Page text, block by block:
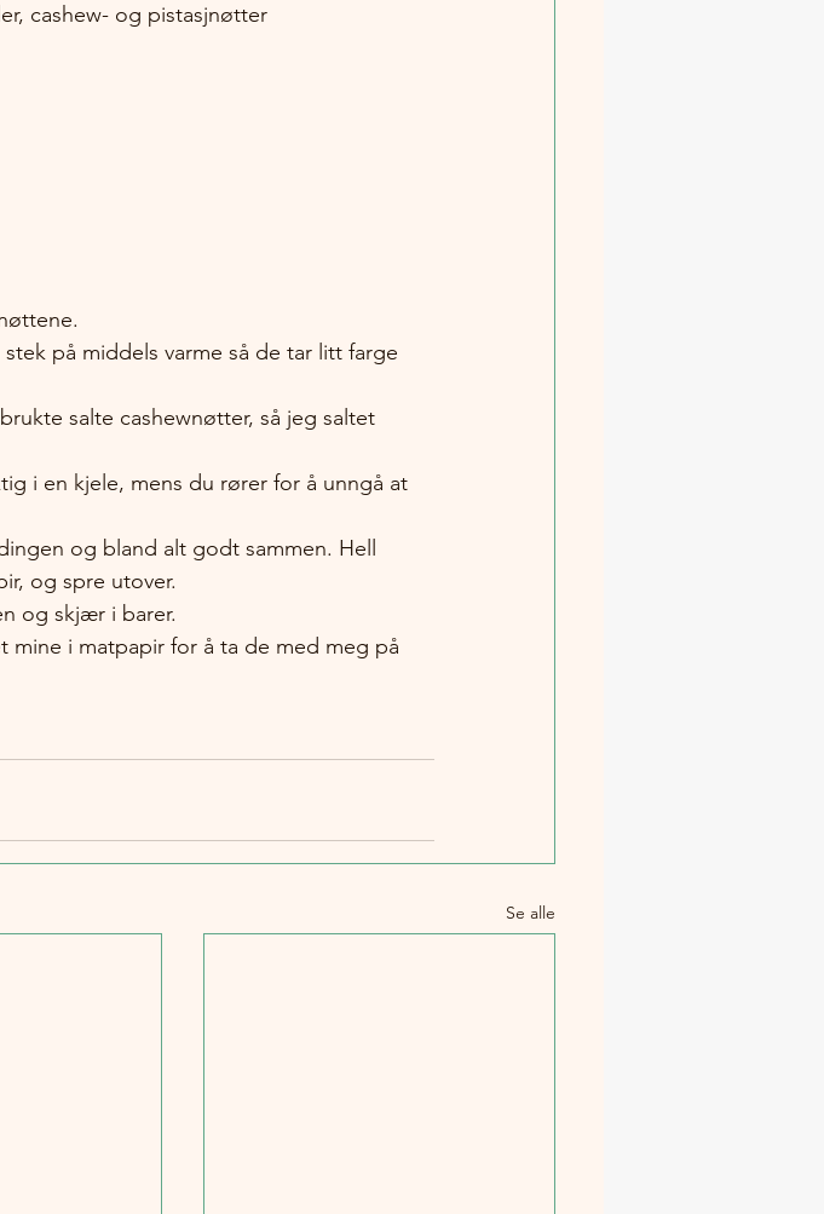
cashew- og pistasjnøtter
på middels varme så de tar litt farge
salte cashewnøtter, så jeg saltet
i en kjele, mens du rører for å unngå at
og bland alt godt sammen. Hell
og spre utover.
og skjær i barer.
i matpapir for å ta de med meg på
Se alle